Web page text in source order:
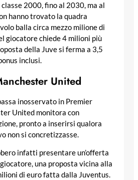
2000, fino al 2030, ma al
hanno trovato la quadra
balla circa mezzo milione di
giocatore chiede 4 milioni più
della Juve si ferma a 3,5
inclusi.
United
inosservato in Premier
United monitora con
pronto a inserirsi qualora
non si concretizzasse.
infatti presentare un’offerta
una proposta vicina alla
di euro fatta dalla Juventus.